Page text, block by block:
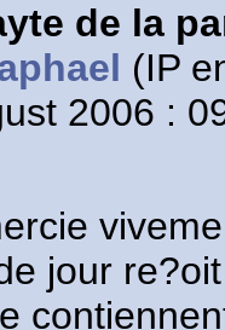
de la
(IP
2006 :
jour